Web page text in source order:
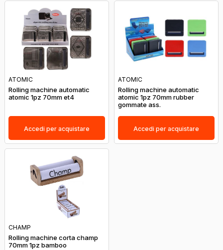
ATOMIC
Rolling machine automatic
atomic 1pz 70mm et4
Accedi per acquistare
ATOMIC
Rolling machine automatic
atomic 1pz 70mm rubber
gommate ass.
Accedi per acquistare
CHAMP
Rolling machine corta champ
70mm 1pz bamboo